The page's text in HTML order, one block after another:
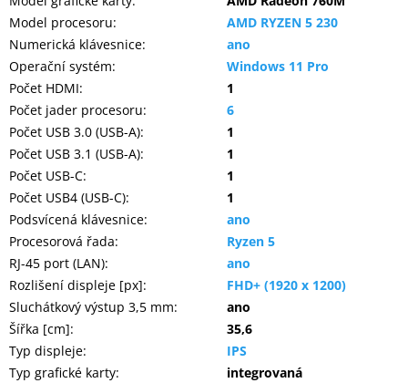
Model procesoru:
AMD RYZEN 5 230
Numerická klávesnice:
ano
Operační systém:
Windows 11 Pro
Počet HDMI:
1
Počet jader procesoru:
6
Počet USB 3.0 (USB-A):
1
Počet USB 3.1 (USB-A):
1
Počet USB-C:
1
Počet USB4 (USB-C):
1
Podsvícená klávesnice:
ano
Procesorová řada:
Ryzen 5
RJ-45 port (LAN):
ano
Rozlišení displeje [px]:
FHD+ (1920 x 1200)
Sluchátkový výstup 3,5 mm:
ano
Šířka [cm]:
35,6
Typ displeje:
IPS
Typ grafické karty:
integrovaná